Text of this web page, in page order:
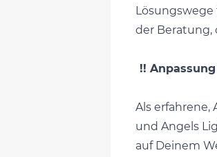
der Beratung,
!!
Als erfahrene,
und Angels
auf Deinem